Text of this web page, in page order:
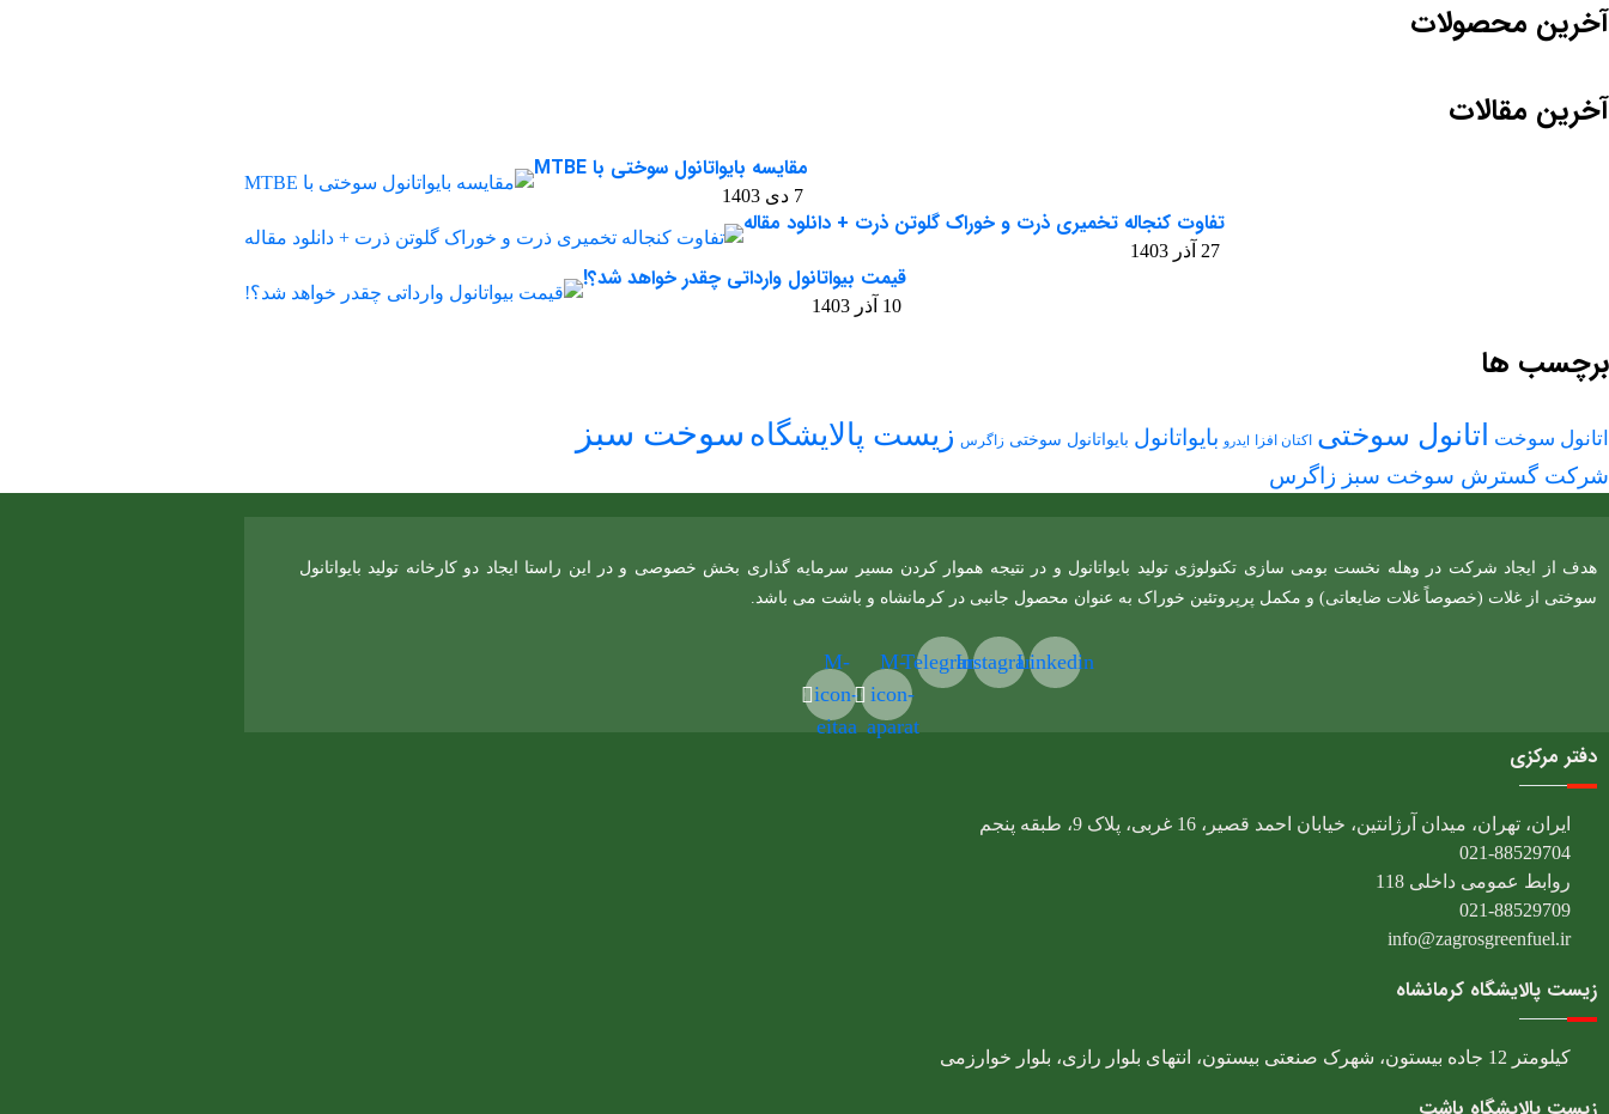
آخرین محصولات
آخرین مقالات
مقایسه بایواتانول سوختی با MTBE
7 دی 1403
تفاوت کنجاله تخمیری ذرت و خوراک گلوتن ذرت + دانلود مقاله
27 آذر 1403
قیمت بیواتانول وارداتی چقدر خواهد شد؟!
10 آذر 1403
برچسب ها
اتانول سوخت اتانول سوختی اکتان افزا ایدرو بایواتانول بایواتانول سوختی زاگرس زیست پالایشگاه سوخت سبز
شرکت گسترش سوخت سبز زاگرس
هدف از ایجاد شرکت در وهله نخست بومی سازی تکنولوژی تولید بایواتانول و در نتیجه هموار کردن مسیر سرمایه گذاری بخش خصوصی و در این راستا ایجاد دو کارخانه تولید بایواتانول
سوختی از غلات (خصوصاً غلات ضایعاتی) و مکمل پرپروتئین خوراک به عنوان محصول جانبی در کرمانشاه و باشت می باشد.
Linkedin
Instagram
Telegram
M-
icon-
aparat
M-
icon-
eitaa
دفتر مرکزی
ایران، تهران، میدان آرژانتین، خیابان احمد قصیر، 16 غربی، پلاک 9، طبقه پنجم
021-88529704
روابط عمومی داخلی 118
021-88529709
info@zagrosgreenfuel.ir​
زیست پالایشگاه کرمانشاه
کیلومتر 12 جاده بیستون، شهرک صنعتی بیستون، انتهای بلوار رازی، بلوار خوارزمی